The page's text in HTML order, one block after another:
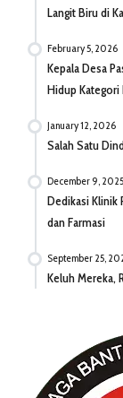
Langit Biru di
February 5, 2026
Kepala Desa
Hidup
January 12, 2026
Salah Satu
December 9, 2025
Dedikasi Klinik
dan Farmasi
September 25,
Keluh Mereka,